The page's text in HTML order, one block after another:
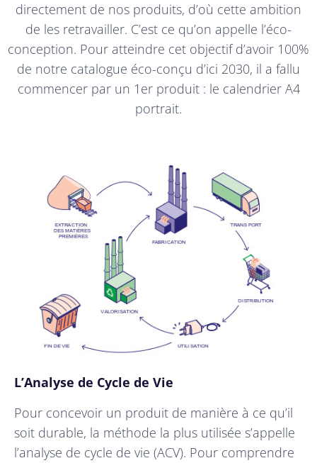
directement de nos produits, d’où cette ambition
de les retravailler. C’est ce qu’on appelle l’éco-
conception. Pour atteindre cet objectif d’avoir 100%
de notre catalogue éco-conçu d’ici 2030, il a fallu
commencer par un 1er produit : le calendrier A4
portrait.
L’Analyse de Cycle de Vie
Pour concevoir un produit de manière à ce qu’il
soit durable, la méthode la plus utilisée s’appelle
l’analyse de cycle de vie (ACV). Pour comprendre